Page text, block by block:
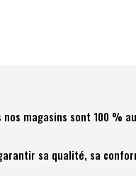
magasins sont 100 %
sa qualité, sa